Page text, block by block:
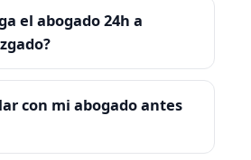
el abogado 24h a
con mi abogado antes